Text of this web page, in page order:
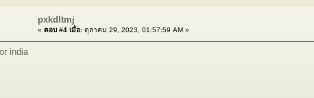
pxkdltmj
« ตอบ #4 เมื่อ: ตุลาคม 29, 2023, 01:57:59 AM »
india